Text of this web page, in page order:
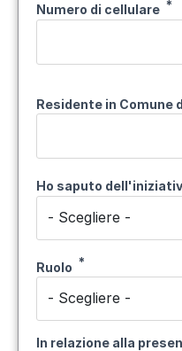
Numero di cellulare
Residente in Comune
Ho saputo
Ruolo
In relazione alla